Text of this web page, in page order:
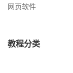
网页软件
教程分类